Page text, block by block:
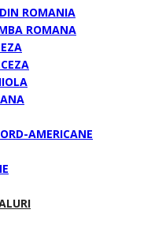
ROMANIA
ROMANA
AMERICANE